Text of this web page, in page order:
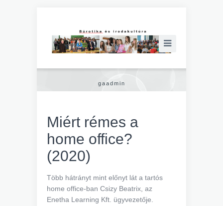
gaadmin
Miért rémes a
home office?
(2020)
Több hátrányt mint előnyt lát a tartós
home office-ban Csizy Beatrix, az
Enetha Learning Kft. ügyvezetője.